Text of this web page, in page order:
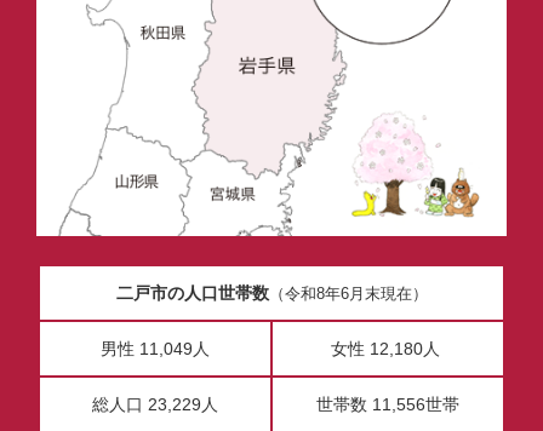
二戸市の人口世帯数（令和8年6月末現在）
男性 11,049人 女性 12,180人
総人口 23,229人 世帯数 11,556世帯